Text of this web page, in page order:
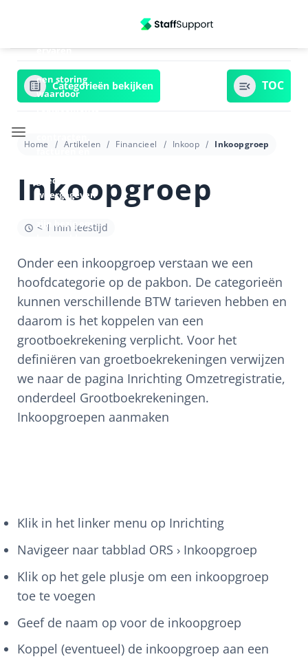
ervaren
een storing
waardoor
facturen en
goed
weergegeven
zijn bezig om
Categorieën bekijken
Home Artikelen Financieel Inkoop Inkoopgroep
Inkoopgroep
< 1 min leestijd
Onder een inkoopgroep verstaan we een
hoofdcategorie op de pakbon. De categorieën
kunnen verschillende BTW tarieven hebben en
daarom is het koppelen van een
grootboekrekening verplicht. Voor het
definiëren van groetboekrekeningen verwijzen
we naar de pagina Inrichting Omzetregistratie,
onderdeel Grootboekrekeningen.
Inkoopgroepen aanmaken
Klik in het linker menu op Inrichting
Navigeer naar tabblad ORS › Inkoopgroep
Klik op het gele plusje om een inkoopgroep
toe te voegen
Geef de naam op voor de inkoopgroep
Koppel (eventueel) de inkoopgroep aan een